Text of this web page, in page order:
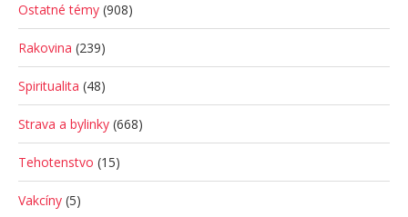
Ostatné témy (908)
Rakovina (239)
Spiritualita (48)
Strava a bylinky (668)
Tehotenstvo (15)
Vakcíny (5)